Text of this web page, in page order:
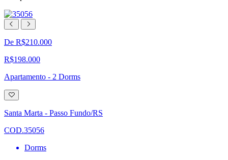
De R$210.000
R$198.000
Apartamento - 2 Dorms
Adicionar
à
lista
de
Santa Marta - Passo Fundo/RS
COD.35056
Dorms